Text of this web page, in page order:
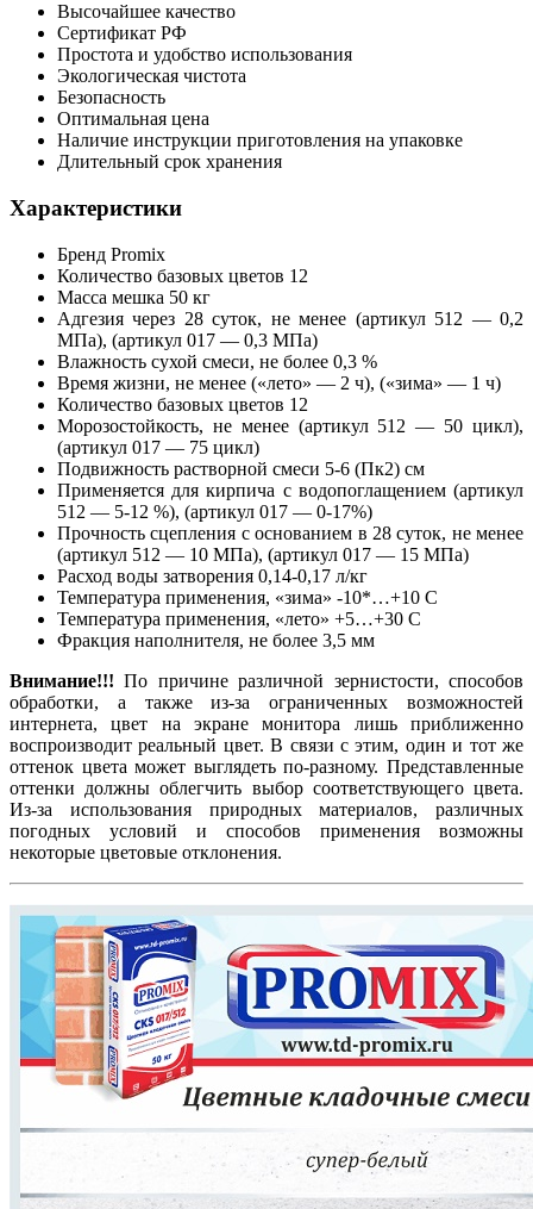
Высочайшее качество
Сертификат РФ
Простота и удобство использования
Экологическая чистота
Безопасность
Оптимальная цена
Наличие инструкции приготовления на упаковке
Длительный срок хранения
Характеристики
Бренд Promix
Количество базовых цветов 12
Масса мешка 50 кг
Адгезия через 28 суток, не менее (артикул 512 — 0,2
МПа), (артикул 017 — 0,3 МПа)
Влажность сухой смеси, не более 0,3 %
Время жизни, не менее («лето» — 2 ч), («зима» — 1 ч)
Количество базовых цветов 12
Морозостойкость, не менее (артикул 512 — 50 цикл),
(артикул 017 — 75 цикл)
Подвижность растворной смеси 5-6 (Пк2) см
Применяется для кирпича с водопоглащением (артикул
512 — 5-12 %), (артикул 017 — 0-17%)
Прочность сцепления с основанием в 28 суток, не менее
(артикул 512 — 10 МПа), (артикул 017 — 15 МПа)
Расход воды затворения 0,14-0,17 л/кг
Температура применения, «зима» -10*…+10 С
Температура применения, «лето» +5…+30 С
Фракция наполнителя, не более 3,5 мм
Внимание!!!По причине различной зернистости, способов
обработки, а также из-за ограниченных возможностей
интернета, цвет на экране монитора лишь приближенно
воспроизводит реальный цвет. В связи с этим, один и тот же
оттенок цвета может выглядеть по-разному. Представленные
оттенки должны облегчить выбор соответствующего цвета.
Из-за использования природных материалов, различных
погодных условий и способов применения возможны
некоторые цветовые отклонения.